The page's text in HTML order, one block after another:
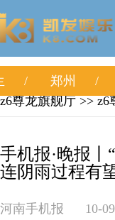
郑州
z6尊龙旗舰厅 >> z6
手机报·晚报
连阴雨过程有
河南手机报 10-09